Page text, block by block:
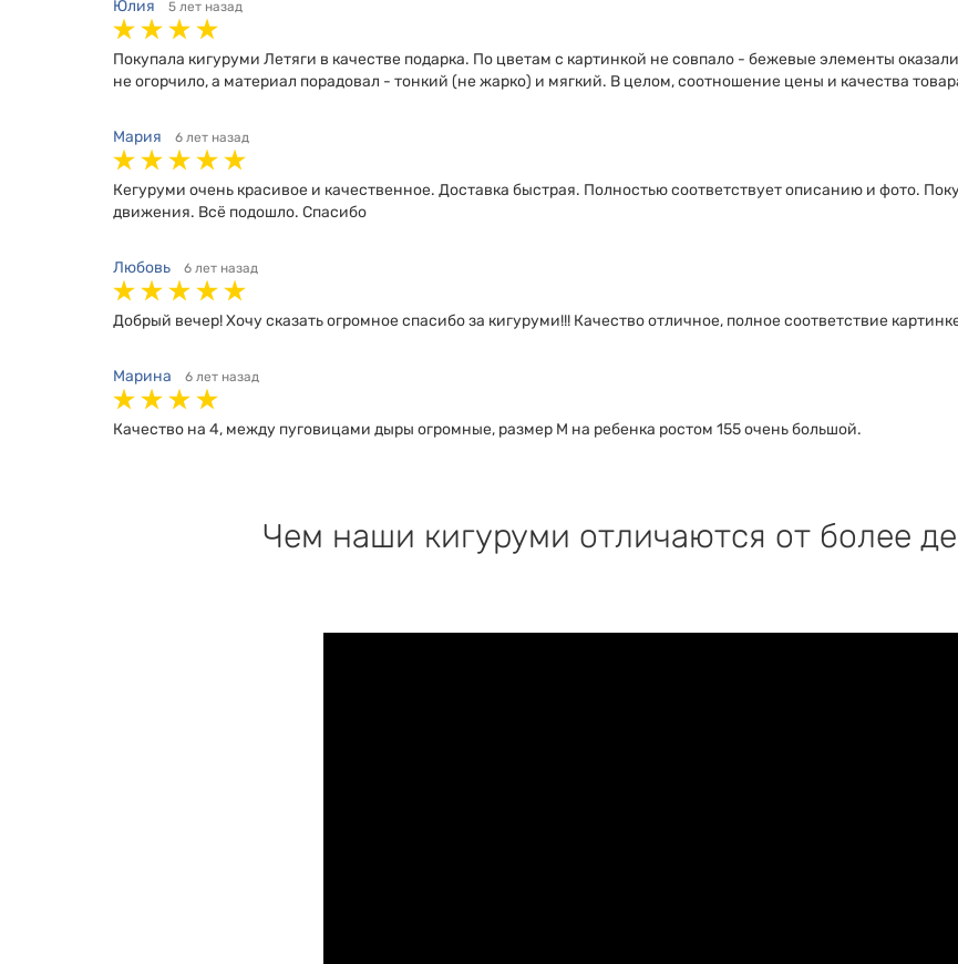
Юлия 5 лет назад
Покупала кигуруми Летяги в качестве подарка. По цветам с картинкой не совпало - бежевые элементы
не огорчило, а материал порадовал - тонкий (не жарко) и мягкий. В целом, соотношение цены и качества
Мария 6 лет назад
Кегуруми очень красивое и качественное. Доставка быстрая. Полностью соответствует описанию и фото.
движения. Всё подошло. Спасибо
Любовь 6 лет назад
Добрый вечер! Хочу сказать огромное спасибо за кигуруми!!! Качество отличное, полное соответствие
Марина 6 лет назад
Качество на 4, между пуговицами дыры огромные, размер М на ребенка ростом 155 очень большой.
Чем наши кигуруми отличаются от более